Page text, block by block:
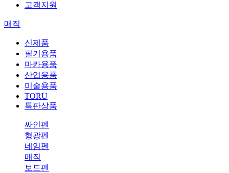
고객지원
매직
신제품
필기용품
마카용품
산업용품
미술용품
TORU
특판상품
싸인펜
형광펜
네임펜
매직
보드펜